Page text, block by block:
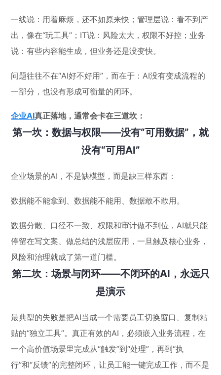
一线说：用着麻烦，还不如原来快；管理层说：看不到产
出，像在“玩工具”；IT说：风险太大，权限不好控；业务
说：有些内容能生成，但业务还是没变快。
问题往往不在“AI好不好用”，而在于：AI没有变成流程的
一部分，也没有形成可衡量的闭环。
企业AI真正落地，通常会卡在三道坎：
第一坎：数据与权限——没有“可用数据”，就
没有“可用AI”
企业场景的AI，不是缺模型，而是缺三样东西：
数据能不能拿到、数据能不能用、数据敢不敢用。
数据分散、口径不一致、权限和审计做不到位，AI就只能
停留在写文案、做总结的浅层应用，一旦触及核心业务，
风险和治理就成了第一道门槛。
第二坎：场景与闭环——不闭环的AI，永远只
是演示
最典型的失败是把AI当成一个需要员工切换窗口、复制粘
贴的“独立工具”。真正有效的AI，必须嵌入业务流程，在
一个高价值场景里完成从“触发”到“处理”，再到“执
行”和“反馈”的完整闭环，让员工能一键完成工作，而不是